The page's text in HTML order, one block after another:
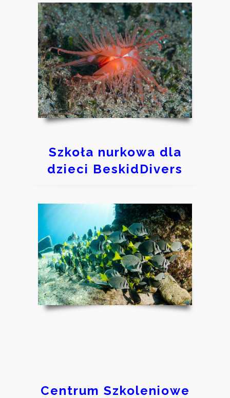
Szkoła nurkowa dla
dzieci BeskidDivers
Centrum Szkoleniowe